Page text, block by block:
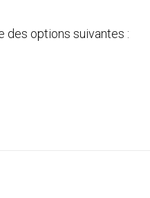
des options suivantes :